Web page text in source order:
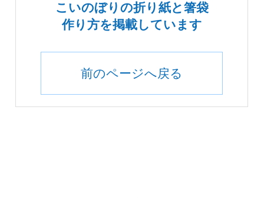
こいのぼりの折り紙と箸袋
作り方を掲載しています
前のページへ戻る